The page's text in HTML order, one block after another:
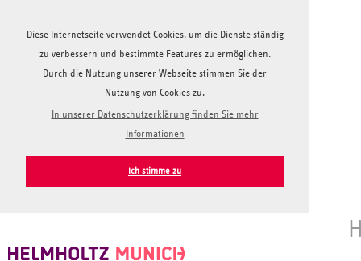
Diese Internetseite verwendet Cookies, um die Dienste ständig
zu verbessern und bestimmte Features zu ermöglichen.
Durch die Nutzung unserer Webseite stimmen Sie der
Nutzung von Cookies zu.
In unserer Datenschutzerklärung finden Sie mehr
Informationen
Ich stimme zu